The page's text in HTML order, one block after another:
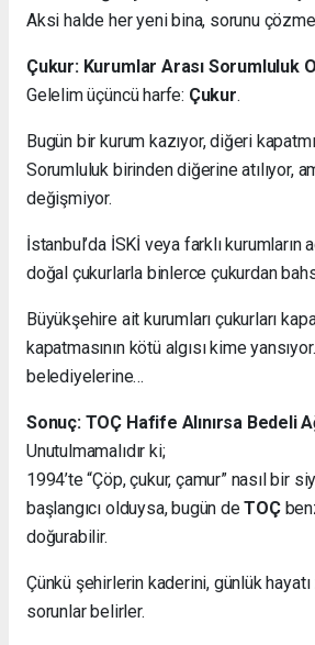
Aksi halde her yeni bina, sorunu
Çukur: Kurumlar Arası Sorumluluk
Gelelim üçüncü harfe: Çukur.
Bugün bir kurum kazıyor, diğeri
Sorumluluk birinden diğerine atılıyor,
değişmiyor.
İstanbul’da İSKİ veya farklı kurumların
doğal çukurlarla binlerce çukurdan
Büyükşehire ait kurumları çukurları
kapatmasının kötü algısı kime
belediyelerine…
Sonuç: TOÇ Hafife Alınırsa Bedeli
Unutulmamalıdır ki;
1994’te “Çöp, çukur, çamur” nasıl bir
başlangıcı olduysa, bugün deTOÇ
doğurabilir.
Çünkü şehirlerin kaderini, günlük
sorunlar belirler.